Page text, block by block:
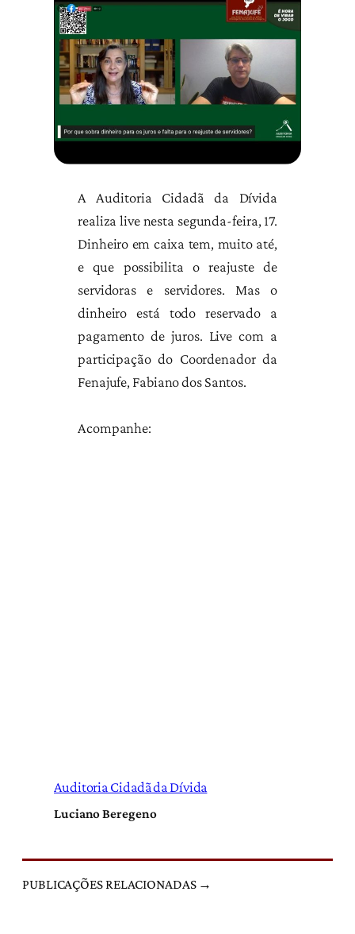
A Auditoria Cidadã da Dívida
realiza live nesta segunda-feira, 17.
Dinheiro em caixa tem, muito até,
e que possibilita o reajuste de
servidoras e servidores. Mas o
dinheiro está todo reservado a
pagamento de juros. Live com a
participação do Coordenador da
Fenajufe, Fabiano dos Santos.
Acompanhe:
Auditoria Cidadã da Dívida
Luciano Beregeno
PUBLICAÇÕES RELACIONADAS →